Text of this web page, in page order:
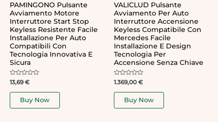
PAMINGONO Pulsante
Avviamento Motore
Interruttore Start Stop
Keyless Resistente Facile
Installazione Per Auto
Compatibili Con
Tecnologia Innovativa E
Sicura
Rated
0
out
13,69€
Buy Now
VALICLUD Pulsante
Avviamento Per Auto
Interruttore Accensione
Keyless Compatibile Con
Mercedes Facile
Installazione E Design
Tecnologia Per
Accensione Senza Chiave
Rated
0
out
1.369,00 €
Buy Now